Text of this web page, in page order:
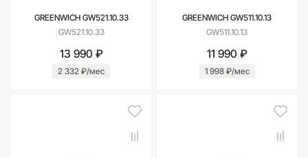
GREENWICH GW521.10.33
GW521.10.33
13 990 ₽
2 332 ₽/мес
GREENWICH GW511.10.13
GW511.10.13
11 990 ₽
1 998 ₽/мес